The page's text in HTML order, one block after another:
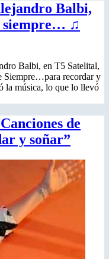
Balbi,
siempre… ♫
Balbi, en T5 Satelital,
Siempre…para recordar y
la música, lo que lo llevó
de
y soñar”